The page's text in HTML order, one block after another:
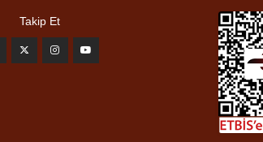
Takip Et